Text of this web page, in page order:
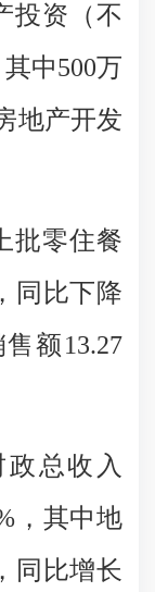
投资（不
中500万
地产开发
批零住餐
同比下降
额13.27
总收入
，其中地
同比增长